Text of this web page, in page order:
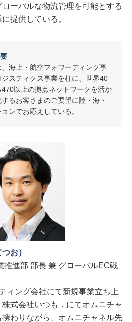
ーバルな物流管理を可能とする
提供している。
海上・航空フォワーディング事
スティクス事業を柱に、世界40
以上の拠点ネットワークを活か
るお客さまのご要望に陸・海・
ンでお応えしている。
お）
推進部 部長 兼 グローバルEC戦
ィング会社にて新規事業立ち上
式会社いつも．にてオムニチャ
わりながら、オムニチャネル先